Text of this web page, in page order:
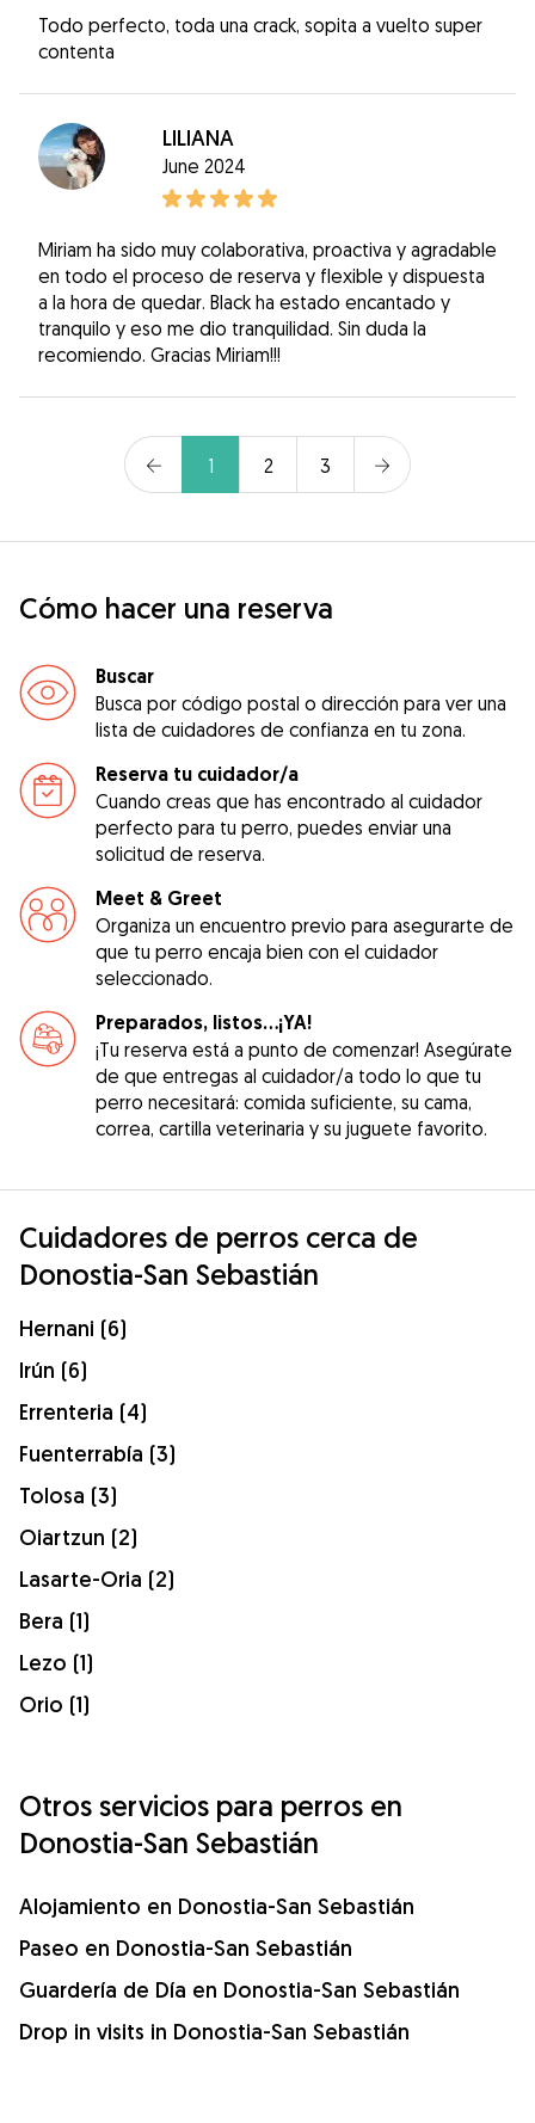
Todo perfecto, toda una crack, sopita a vuelto super
contenta
LILIANA
June 2024
Miriam ha sido muy colaborativa, proactiva y agradable
en todo el proceso de reserva y flexible y dispuesta
a la hora de quedar. Black ha estado encantado y
tranquilo y eso me dio tranquilidad. Sin duda la
recomiendo. Gracias Miriam!!!
1 2 3
Cómo hacer una reserva
Buscar
Busca por código postal o dirección para ver una
lista de cuidadores de confianza en tu zona.
Reserva tu cuidador/a
Cuando creas que has encontrado al cuidador
perfecto para tu perro, puedes enviar una
solicitud de reserva.
Meet & Greet
Organiza un encuentro previo para asegurarte de
que tu perro encaja bien con el cuidador
seleccionado.
Preparados, listos...¡YA!
¡Tu reserva está a punto de comenzar! Asegúrate
de que entregas al cuidador/a todo lo que tu
perro necesitará: comida suficiente, su cama,
correa, cartilla veterinaria y su juguete favorito.
Cuidadores de perros cerca de
Donostia-San Sebastián
Hernani (6)
Irún (6)
Errenteria (4)
Fuenterrabía (3)
Tolosa (3)
Oiartzun (2)
Lasarte-Oria (2)
Bera (1)
Lezo (1)
Orio (1)
Otros servicios para perros en
Donostia-San Sebastián
Alojamiento en Donostia-San Sebastián
Paseo en Donostia-San Sebastián
Guardería de Día en Donostia-San Sebastián
Drop in visits in Donostia-San Sebastián